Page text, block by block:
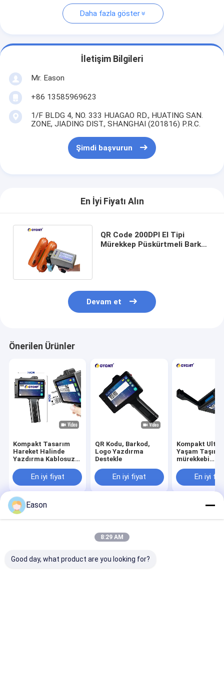
Daha fazla göster
İletişim Bilgileri
Mr. Eason
+86 13585969623
1/F BLDG 4, NO. 333 HUAGAO RD., HUATING SAN.
ZONE, JIADING DIST., SHANGHAI (201816) P.R.C.
Şimdi başvurun
En İyi Fiyatı Alın
QR Code 200DPI El Tipi
Mürekkep Püskürtmeli Barkod
Devam et
Önerilen Ürünler
Kompakt Tasarım
Hareket Halinde
Yazdırma Kablosuz
Tutulan Mürekkep
Jeti Yazıcısı
En iyi fiyat
QR Kodu, Barkod,
Logo Yazdırma
Destekle
En iyi fiyat
Kompakt Ultra
Yaşam
mürekkebi
Çözünürlük
En iyi
sayfa
ulaşın
Site
Site Haritası
Privacy Policy
Reserved.
Eason
8:29 AM
Good day, what product are you looking for?